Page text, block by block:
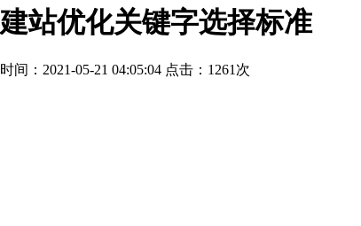
建站优化关键字选择标准
时间：2021-05-21 04:05:04 点击：1261次